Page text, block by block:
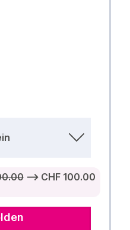
⟶ CHF 100.00